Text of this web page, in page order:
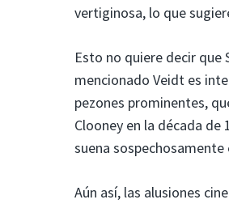
vertiginosa, lo que
Esto no quiere decir que
mencionado Veidt es
pezones prominentes,
Clooney en la década de
suena
Aún así, las alusiones